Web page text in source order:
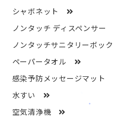
シャボネット
ノンタッチ ディスペンサ
ノンタッチサニタリーボッ
ペーパータオル
感染予防メッセージマット
水すい
空気清浄機